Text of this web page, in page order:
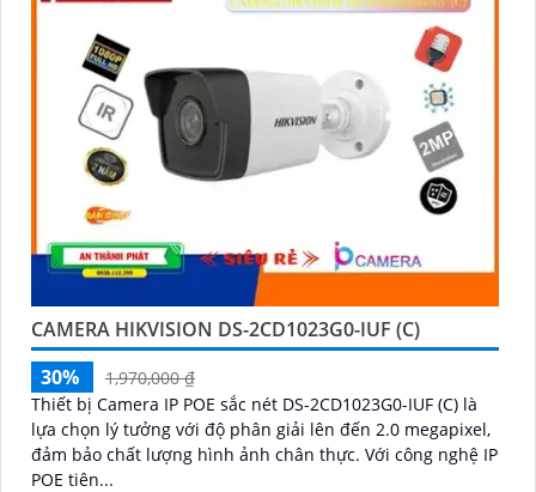
CAMERA HIKVISION DS-2CD1023G0-IUF (C)
30%
1,970,000 ₫
Thiết bị Camera IP POE sắc nét DS-2CD1023G0-IUF (C) là
lựa chọn lý tưởng với độ phân giải lên đến 2.0 megapixel,
đảm bảo chất lượng hình ảnh chân thực. Với công nghệ IP
POE tiên...